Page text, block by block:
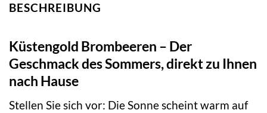
BESCHREIBUNG
Küstengold Brombeeren – Der
Geschmack des Sommers, direkt zu Ihnen
nach Hause
Stellen Sie sich vor: Die Sonne scheint warm auf